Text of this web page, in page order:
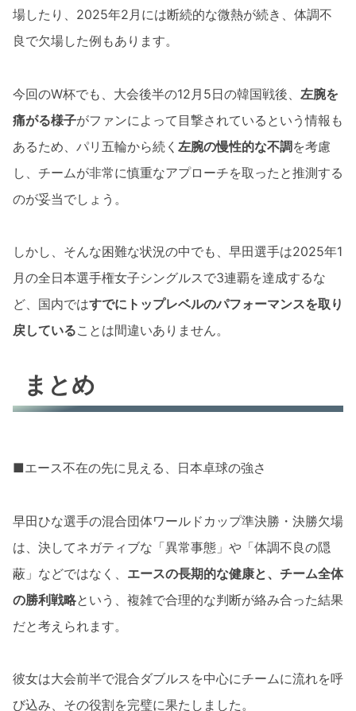
場したり、2025年2月には断続的な微熱が続き、体調不
良で欠場した例もあります。
今回のW杯でも、大会後半の12月5日の韓国戦後、 左腕を
痛がる様子がファンによって目撃されているという情報も
あるため、パリ五輪から続く 左腕の慢性的な不調を考慮
し、チームが非常に慎重なアプローチを取ったと推測する
のが妥当でしょう。
しかし、そんな困難な状況の中でも、早田選手は2025年1
月の全日本選手権女子シングルスで3連覇を達成するな
ど、国内ではすでにトップレベルのパフォーマンスを取り
戻していることは間違いありません。
まとめ
■エース不在の先に見える、日本卓球の強さ
早田ひな選手の混合団体ワールドカップ準決勝・決勝欠場
は、決してネガティブな「異常事態」や「体調不良の隠
蔽」などではなく、 エースの長期的な健康と、チーム全体
の勝利戦略という、複雑で合理的な判断が絡み合った結果
だと考えられます。
彼女は大会前半で混合ダブルスを中心にチームに流れを呼
び込み、その役割を完璧に果たしました。